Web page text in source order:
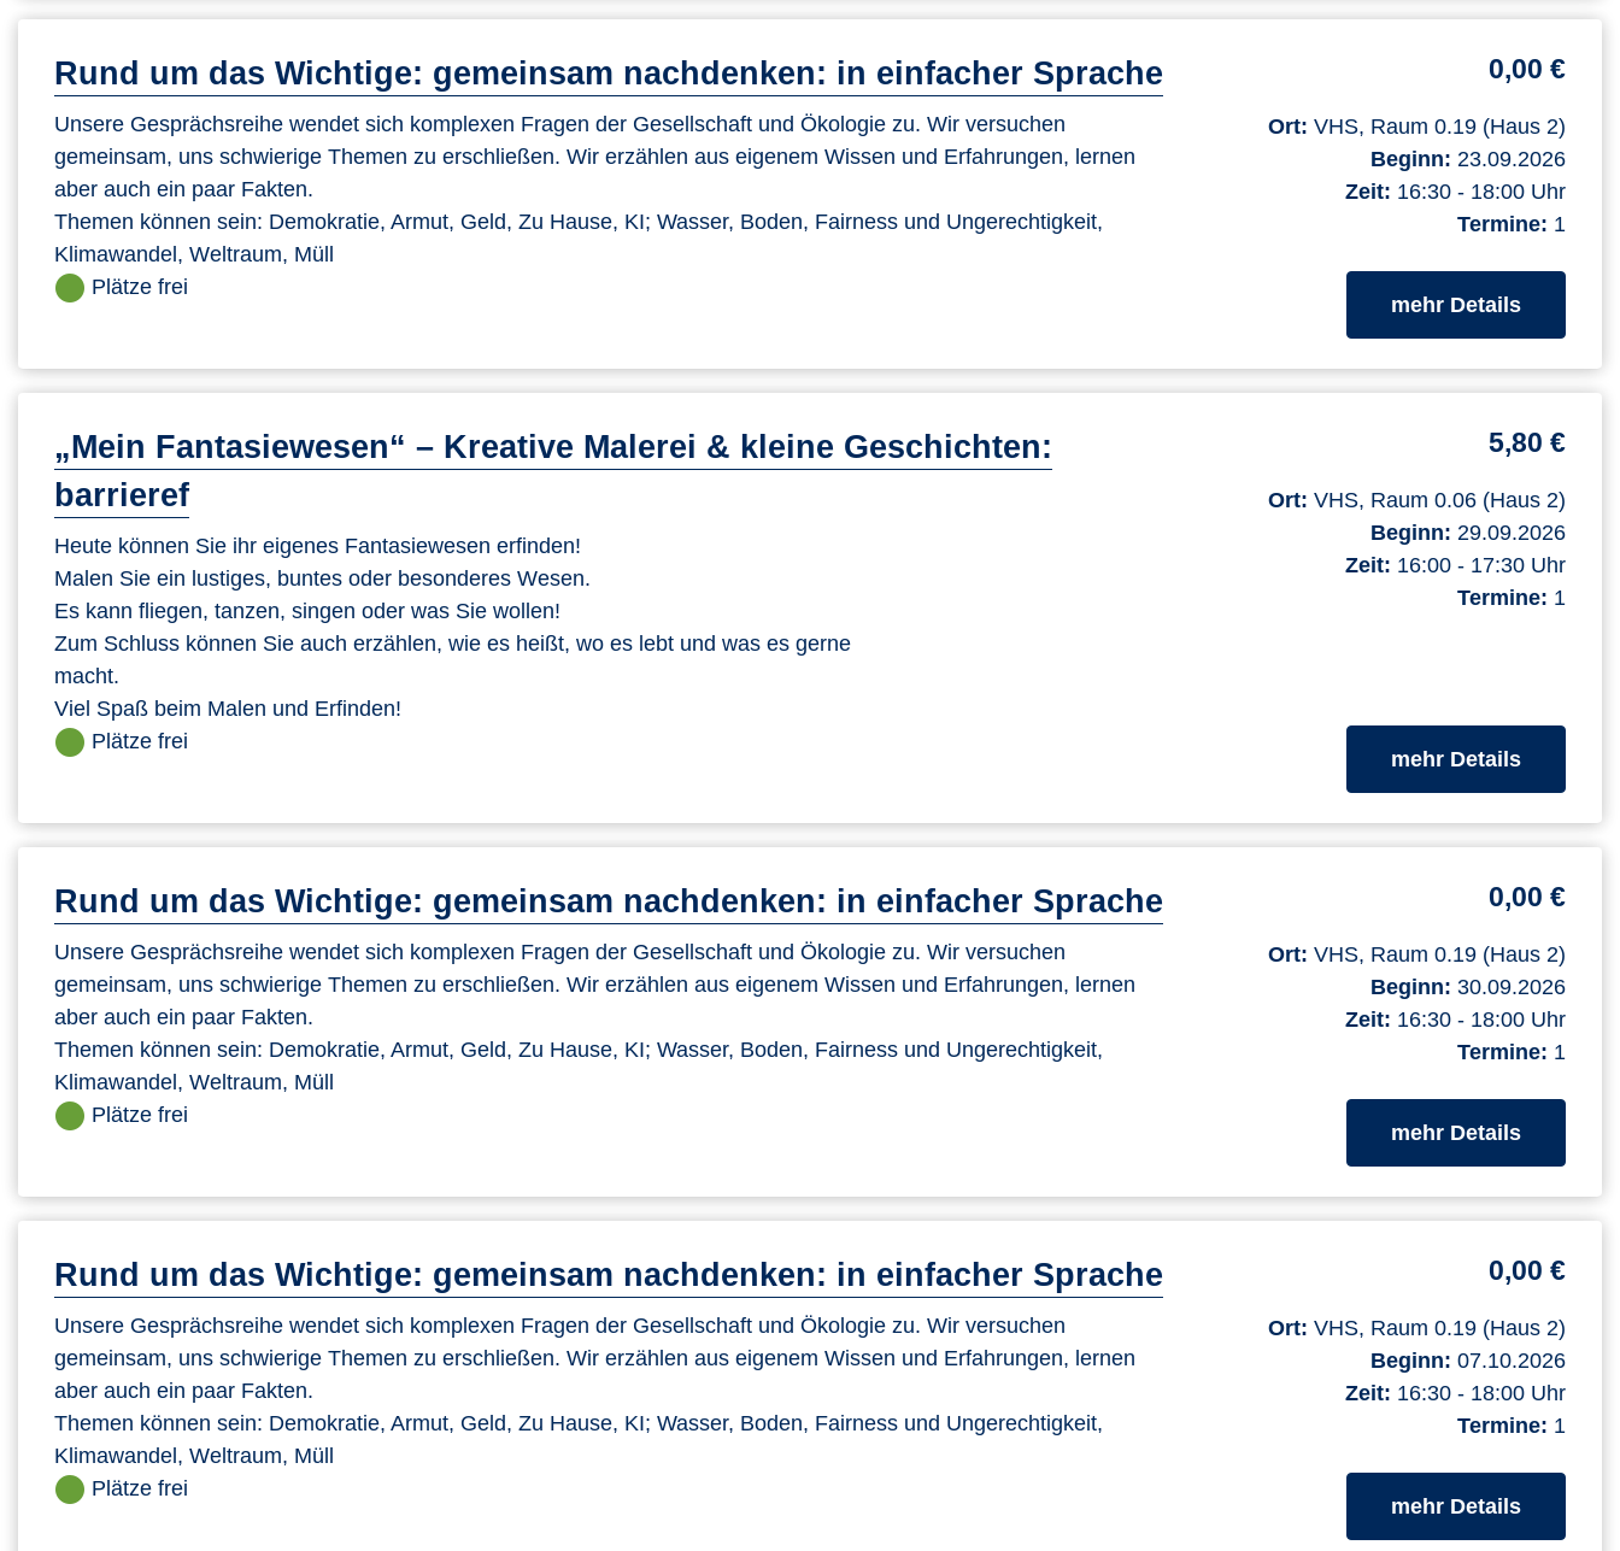
Rund um das Wichtige: gemeinsam nachdenken: in einfacher Sprache
Unsere Gesprächsreihe wendet sich komplexen Fragen der Gesellschaft und Ökologie zu. Wir versuchen
gemeinsam, uns schwierige Themen zu erschließen. Wir erzählen aus eigenem Wissen und Erfahrungen, lernen
aber auch ein paar Fakten.
Themen können sein: Demokratie, Armut, Geld, Zu Hause, KI; Wasser, Boden, Fairness und Ungerechtigkeit,
Klimawandel, Weltraum, Müll
0,00 €
Ort: VHS, Raum 0.19 (Haus 2)
Beginn: 23.09.2026
Zeit: 16:30 - 18:00 Uhr
Termine: 1
Plätze frei
mehr Detailszum
„Mein Fantasiewesen“ – Kreative Malerei & kleine Geschichten:
barrieref
Heute können Sie ihr eigenes Fantasiewesen erfinden!
Malen Sie ein lustiges, buntes oder besonderes Wesen.
Es kann fliegen, tanzen, singen oder was Sie wollen!
Zum Schluss können Sie auch erzählen, wie es heißt, wo es lebt und was es gerne
macht.
Viel Spaß beim Malen und Erfinden!
5,80 €
Ort: VHS, Raum 0.06 (Haus 2)
Beginn: 29.09.2026
Zeit: 16:00 - 17:30 Uhr
Termine: 1
Plätze frei
mehr Detailszum
Rund um das Wichtige: gemeinsam nachdenken: in einfacher Sprache
Unsere Gesprächsreihe wendet sich komplexen Fragen der Gesellschaft und Ökologie zu. Wir versuchen
gemeinsam, uns schwierige Themen zu erschließen. Wir erzählen aus eigenem Wissen und Erfahrungen, lernen
aber auch ein paar Fakten.
Themen können sein: Demokratie, Armut, Geld, Zu Hause, KI; Wasser, Boden, Fairness und Ungerechtigkeit,
Klimawandel, Weltraum, Müll
0,00 €
Ort: VHS, Raum 0.19 (Haus 2)
Beginn: 30.09.2026
Zeit: 16:30 - 18:00 Uhr
Termine: 1
Plätze frei
mehr Detailszum
Rund um das Wichtige: gemeinsam nachdenken: in einfacher Sprache
Unsere Gesprächsreihe wendet sich komplexen Fragen der Gesellschaft und Ökologie zu. Wir versuchen
gemeinsam, uns schwierige Themen zu erschließen. Wir erzählen aus eigenem Wissen und Erfahrungen, lernen
aber auch ein paar Fakten.
Themen können sein: Demokratie, Armut, Geld, Zu Hause, KI; Wasser, Boden, Fairness und Ungerechtigkeit,
Klimawandel, Weltraum, Müll
0,00 €
Ort: VHS, Raum 0.19 (Haus 2)
Beginn: 07.10.2026
Zeit: 16:30 - 18:00 Uhr
Termine: 1
Plätze frei
mehr Detailszum